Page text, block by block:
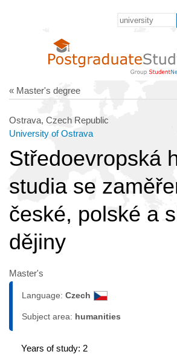
« Master's degree
Ostrava, Czech Republic
University of Ostrava
Středoevropská
studia se
české, polské a
dějiny
Master's
Language: Czech
Subject area: humanities
Years of study: 2